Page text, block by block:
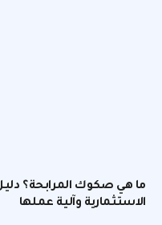
ما هي صكوك المرابحة؟
الاستثمارية وآلية عملها